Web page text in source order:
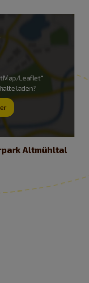
Leaflet“
laden?
Altmühltal